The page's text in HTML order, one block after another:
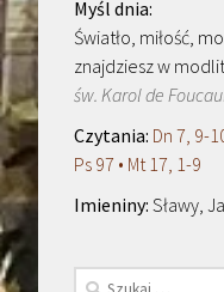
Światło, miłość,
znajdziesz w
św. Karol de
Dn 7, 9-
Ps 97 • Mt 17, 1-9
Sławy,
Szukaj: